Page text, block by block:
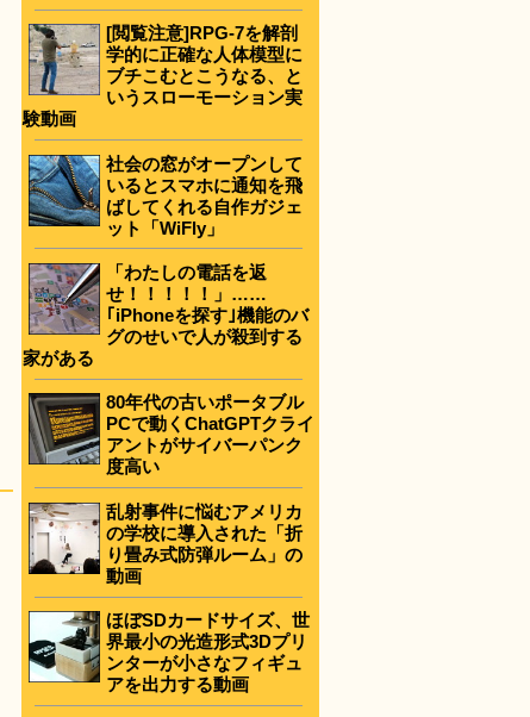
[閲覧注意]RPG-7を解剖
学的に正確な人体模型に
ブチこむとこうなる、と
いうスローモーション実
験動画
社会の窓がオープンして
いるとスマホに通知を飛
ばしてくれる自作ガジェ
ット「WiFly」
「わたしの電話を返
せ！！！！！」……
｢iPhoneを探す｣機能のバ
グのせいで人が殺到する
家がある
80年代の古いポータブル
PCで動くChatGPTクライ
アントがサイバーパンク
度高い
乱射事件に悩むアメリカ
の学校に導入された「折
り畳み式防弾ルーム」の
動画
ほぼSDカードサイズ、世
界最小の光造形式3Dプリ
ンターが小さなフィギュ
アを出力する動画